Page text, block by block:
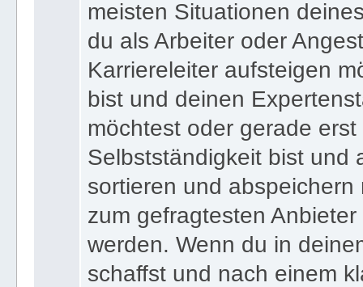
meisten Situationen
du als Arbeiter oder
Karriereleiter aufsteigen
bist und deinen
möchtest oder gerade
Selbstständigkeit bist und
sortieren und
zum gefragtesten
werden. Wenn du in
schaffst und nach einem